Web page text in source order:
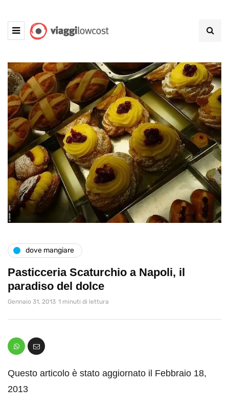
dove mangiare
Pasticceria Scaturchio a Napoli, il
paradiso del dolce
Gennaio 31, 2013 1 minuti di lettura
Questo articolo è stato aggiornato il Febbraio 18,
2013